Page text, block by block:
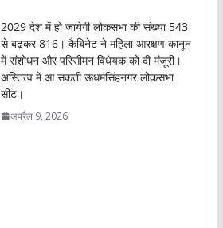
2029 देश में हो जायेगी लोकसभा की संख्या 543
से बढ़कर 816। कैबिनेट ने महिला आरक्षण कानून
में संशोधन और परिसीमन विधेयक को दी मंजूरी।
अस्तित्व में आ सकती ऊधमसिंहनगर लोकसभा
सीट।
अप्रैल 9, 2026